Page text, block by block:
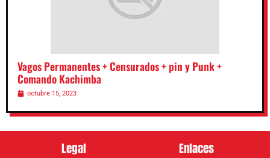
Vagos Permanentes + Censurados + pin y Punk +
Comando Kachimba
octubre 15, 2023
Legal Enlaces